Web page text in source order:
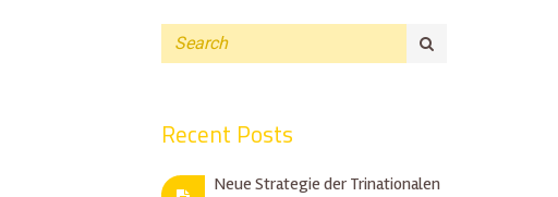
Recent Posts
Neue Strategie der Trinationalen